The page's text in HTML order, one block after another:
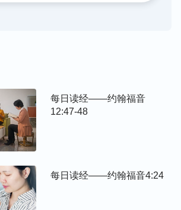
每日读经——约翰福音
12:47-48
每日读经——约翰福音4:24